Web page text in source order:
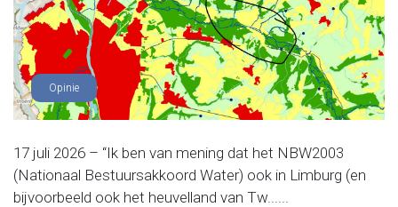
Opinie
17 juli 2026 – “Ik ben van mening dat het NBW2003
(Nationaal Bestuursakkoord Water) ook in Limburg (en
bijvoorbeeld ook het heuvelland van Tw......